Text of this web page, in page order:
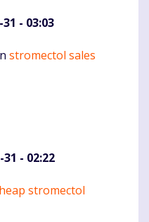
- 03:03
stromectol sales
- 02:22
stromectol